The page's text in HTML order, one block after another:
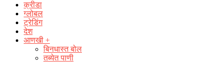
क्रीडा
ग्लोबल
ट्रेडिंग
देश
आणखी +
बिनधास्त बोल
तब्येत पाणी